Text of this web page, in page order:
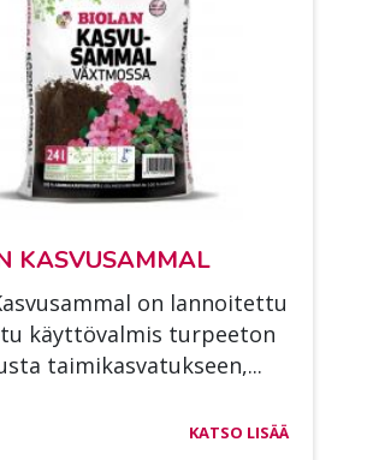
KAS­VUSAM­MAL
on lan­noi­tet­tu
käyt­tö­val­mis tur­pee­ton
tai­mi­kas­va­tuk­seen,...
KATSO LISÄÄ